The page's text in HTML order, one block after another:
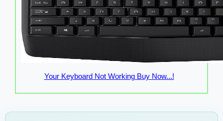
Your Keyboard Not Working Buy Now...!